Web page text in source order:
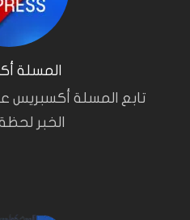
المسلة
تابع المسلة أكسبريس
الخبر